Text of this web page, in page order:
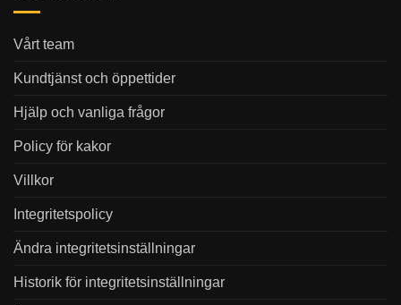
Vårt team
Kundtjänst och öppettider
Hjälp och vanliga frågor
Policy för kakor
Villkor
Integritetspolicy
Ändra integritetsinställningar
Historik för integritetsinställningar